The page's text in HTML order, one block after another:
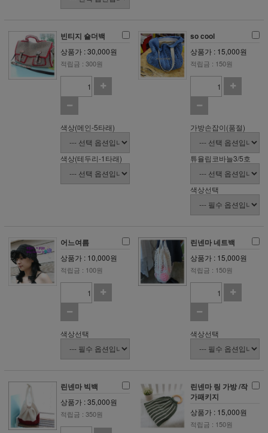
빈티지 숄더백
상품가 : 30,000원
적립금 : 300원
색상(메인-5타래)
색상(테두리-1타래)
so cool
상품가 : 15,000원
적립금 : 150원
가방손잡이(품절)
튜율립코바늘3/5호
색상선택
어느여름
상품가 : 10,000원
적립금 : 100원
색상선택
린넨마 네트백
상품가 : 15,000원
적립금 : 150원
색상선택
린넨마 빅백
상품가 : 35,000원
적립금 : 350원
린넨마 링 가방 /작
가패키지
상품가 : 15,000원
적립금 : 150원